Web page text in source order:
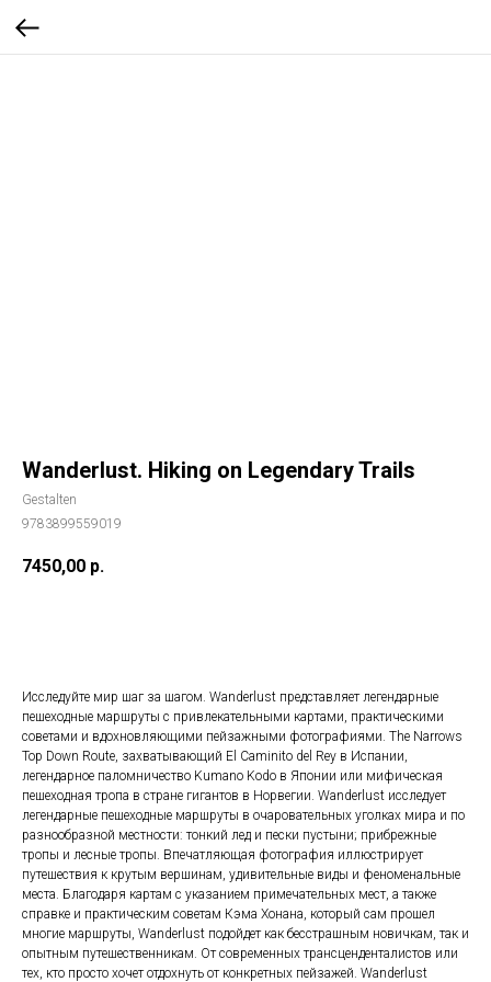
Wanderlust. Hiking on Legendary Trails
Gestalten
9783899559019
7450,00 р.
Исследуйте мир шаг за шагом. Wanderlust представляет легендарные
пешеходные маршруты с привлекательными картами, практическими
советами и вдохновляющими пейзажными фотографиями. The Narrows
Top Down Route, захватывающий El Caminito del Rey в Испании,
легендарное паломничество Kumano Kodo в Японии или мифическая
пешеходная тропа в стране гигантов в Норвегии. Wanderlust исследует
легендарные пешеходные маршруты в очаровательных уголках мира и по
разнообразной местности: тонкий лед и пески пустыни; прибрежные
тропы и лесные тропы. Впечатляющая фотография иллюстрирует
путешествия к крутым вершинам, удивительные виды и феноменальные
места. Благодаря картам с указанием примечательных мест, а также
справке и практическим советам Кэма Хонана, который сам прошел
многие маршруты, Wanderlust подойдет как бесстрашным новичкам, так и
опытным путешественникам. От современных трансценденталистов или
тех, кто просто хочет отдохнуть от конкретных пейзажей. Wanderlust